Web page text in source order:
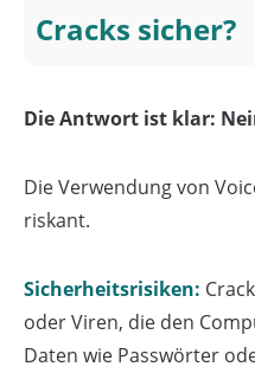
Cracks sicher?
Die Antwort ist klar:
Die Verwendung von
riskant.
Sicherheitsrisiken:
oder Viren, die den
Daten wie Passwörter